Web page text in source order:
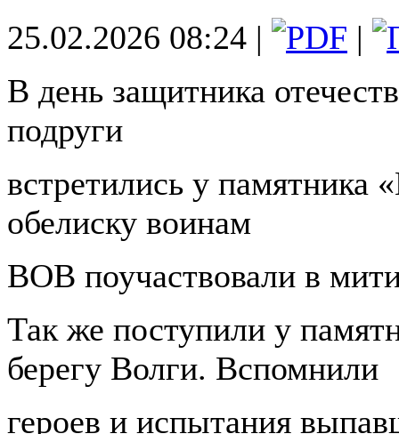
25.02.2026 08:24 |
|
В день защитника
подруги
встретились у
обелиску воинам
ВОВ поучаствовали в
Так же поступили у
берегу Волги. Вспомнили
героев и испытания